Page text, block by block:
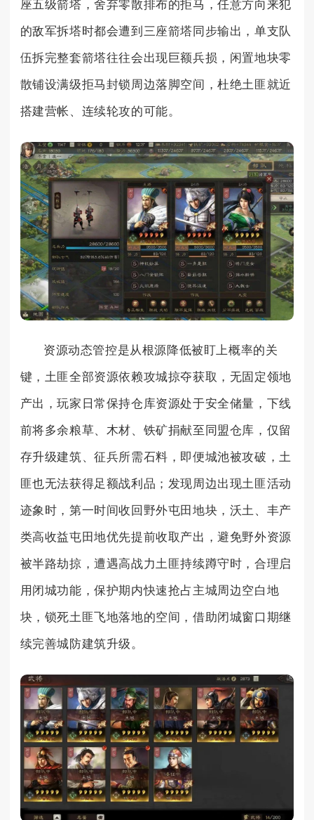
座五级箭塔，舍弃零散排布的拒马，任意方向来犯
的敌军拆塔时都会遭到三座箭塔同步输出，单支队
伍拆完整套箭塔往往会出现巨额兵损，闲置地块零
散铺设满级拒马封锁周边落脚空间，杜绝土匪就近
搭建营帐、连续轮攻的可能。
资源动态管控是从根源降低被盯上概率的关
键，土匪全部资源依赖攻城掠夺获取，无固定领地
产出，玩家日常保持仓库资源处于安全储量，下线
前将多余粮草、木材、铁矿捐献至同盟仓库，仅留
存升级建筑、征兵所需石料，即便城池被攻破，土
匪也无法获得足额战利品；发现周边出现土匪活动
迹象时，第一时间收回野外屯田地块，沃土、丰产
类高收益屯田地优先提前收取产出，避免野外资源
被半路劫掠，遭遇高战力土匪持续蹲守时，合理启
用闭城功能，保护期内快速抢占主城周边空白地
块，锁死土匪飞地落地的空间，借助闭城窗口期继
续完善城防建筑升级。